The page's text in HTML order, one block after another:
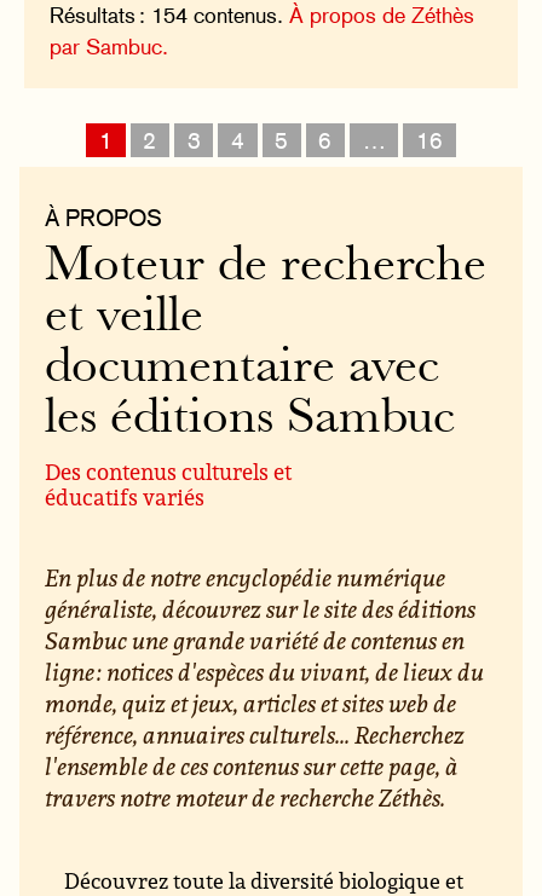
Résultats : 154 contenus.À propos de Zéthès
par Sambuc.
1 2 3 4 5 6 … 16
À PROPOS
Moteur de recherche
et veille
documentaire avec
les éditions Sambuc
Des contenus culturels et
éducatifs variés
En plus de notre encyclopédie numérique
généraliste, découvrez sur le site des éditions
Sambuc une grande variété de contenus en
ligne : notices d'espèces du vivant, de lieux du
monde, quiz et jeux, articles et sites web de
référence, annuaires culturels... Recherchez
l'ensemble de ces contenus sur cette page, à
travers notre moteur de recherche Zéthès.
Découvrez toute la diversité biologique et